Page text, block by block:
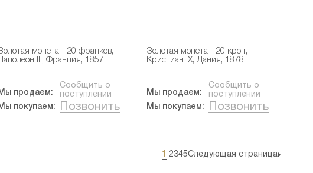
монета - 20 франков,
III, Франция, 1857
продаем:
Сообщить о
поступлении
покупаем:
Позвонить
Золотая монета - 20 крон,
Кристиан IX, Дания, 1878
Мы продаем:
Сообщить о
поступлении
Мы покупаем:
Позвонить
1 2345Следующая страница